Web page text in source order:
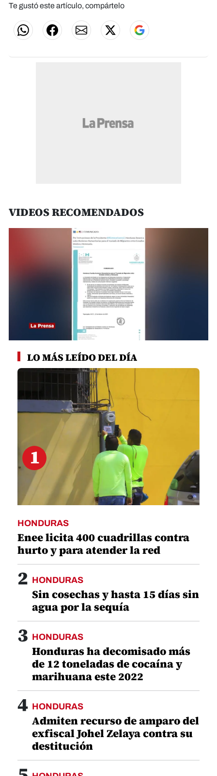
Te gustó este artículo, compártelo
VIDEOS RECOMENDADOS
secondsLO MÁS LEÍDO DEL DÍA
1
HONDURAS
Enee licita 400 cuadrillas contra
hurto y para atender la red
2 HONDURAS
Sin cosechas y hasta 15 días sin
agua por la sequía
3 HONDURAS
Honduras ha decomisado más
de 12 toneladas de cocaína y
marihuana este 2022
4 HONDURAS
Admiten recurso de amparo del
exfiscal Johel Zelaya contra su
destitución